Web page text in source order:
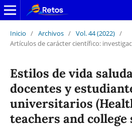
Inicio / Archivos / Vol. 44 (2022) /
Artículos de carácter científico:
Estilos de vida
docentes y
universitarios
teachers and college